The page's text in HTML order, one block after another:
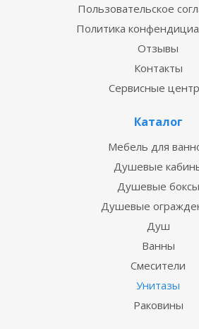
Пользовательское
Политика
Отзывы
Контакты
Сервисные
Каталог
Мебель для
Душевые
Душевые боксы
Душевые
Душ
Ванны
Смесители
Унитазы
Раковины